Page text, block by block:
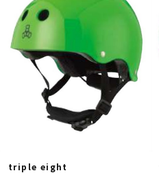
triple eight